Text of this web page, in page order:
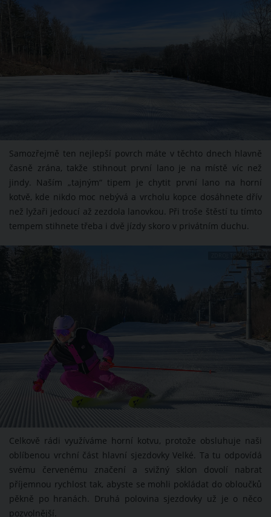
Samozřejmě ten nejlepší povrch máte v těchto dnech hlavně
časně zrána, takže stihnout první lano je na místě víc než
jindy. Naším „tajným“ tipem je chytit první lano na horní
kotvě, kde nikdo moc nebývá a vrcholu kopce dosáhnete dřív
než lyžaři jedoucí až zezdola lanovkou. Při troše štěstí tu tímto
tempem stihnete třeba i dvě jízdy skoro v privátním duchu.
ZDROJ: TOMÁŠ RUCKÝ
Celkově rádi využíváme horní kotvu, protože obsluhuje naši
oblíbenou vrchní část hlavní sjezdovky Velké. Ta tu odpovídá
svému červenému značení a svižný sklon dovolí nabrat
příjemnou rychlost tak, abyste se mohli pokládat do obloučků
pěkně po hranách. Druhá polovina sjezdovky už je o něco
pozvolnější.